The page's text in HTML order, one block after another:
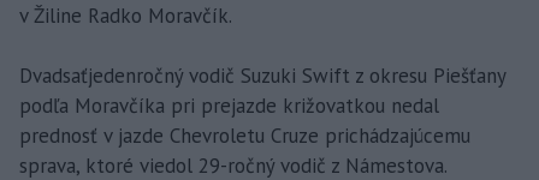
v Žiline Radko Moravčík.
Dvadsaťjedenročný vodič Suzuki Swift z okresu Piešťany
podľa Moravčíka pri prejazde križovatkou nedal
prednosť v jazde Chevroletu Cruze prichádzajúcemu
sprava, ktoré viedol 29-ročný vodič z Námestova.